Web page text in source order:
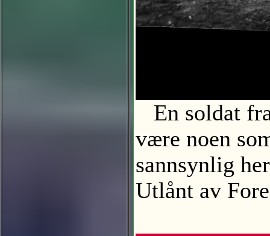
En soldat
være noen
sannsynlig
Utlånt av